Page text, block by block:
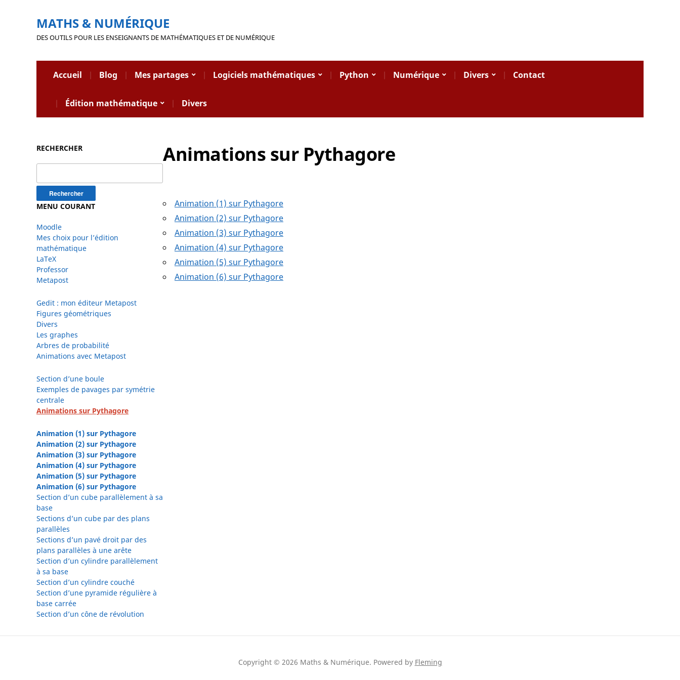
MATHS & NUMÉRIQUE
DES OUTILS POUR LES ENSEIGNANTS DE MATHÉMATIQUES ET DE NUMÉRIQUE
Accueil Blog Mes partages Logiciels mathématiques Python Numérique Divers Contact
Édition mathématique Divers
RECHERCHER
MENU COURANT
Moodle
Mes choix pour l’édition
mathématique
LaTeX
Professor
Metapost
Gedit : mon éditeur Metapost
Figures géométriques
Divers
Les graphes
Arbres de probabilité
Animations avec Metapost
Section d’une boule
Exemples de pavages par symétrie
centrale
Animations sur Pythagore
Animation (1) sur Pythagore
Animation (2) sur Pythagore
Animation (3) sur Pythagore
Animation (4) sur Pythagore
Animation (5) sur Pythagore
Animation (6) sur Pythagore
Section d’un cube parallèlement à sa
base
Sections d’un cube par des plans
parallèles
Sections d’un pavé droit par des
plans parallèles à une arête
Section d’un cylindre parallèlement
à sa base
Section d’un cylindre couché
Section d’une pyramide régulière à
base carrée
Section d’un cône de révolution
Animations sur Pythagore
Animation (1) sur Pythagore
Animation (2) sur Pythagore
Animation (3) sur Pythagore
Animation (4) sur Pythagore
Animation (5) sur Pythagore
Animation (6) sur Pythagore
Copyright © 2026 Maths & Numérique. Powered by Fleming